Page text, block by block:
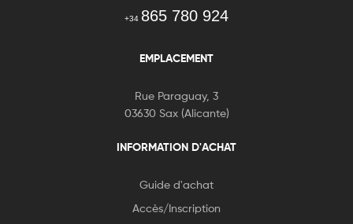
+34 865 780 924
EMPLACEMENT
Rue Paraguay, 3
03630 Sax (Alicante)
INFORMATION D'ACHAT
Guide d'achat
Accès/Inscription